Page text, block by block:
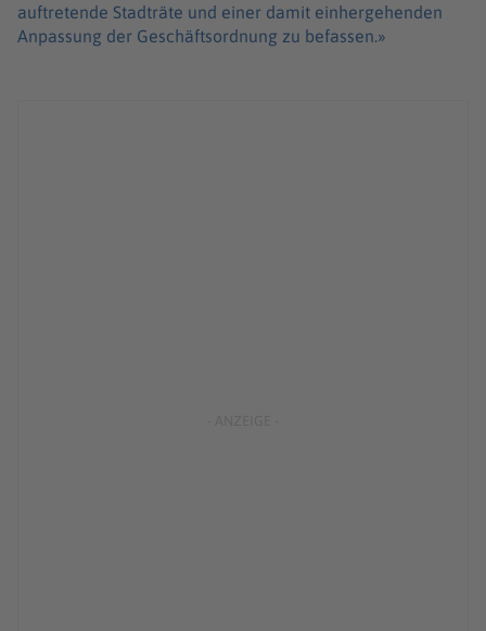
auftretende Stadträte und einer damit einhergehenden
Anpassung der Geschäftsordnung zu befassen.»